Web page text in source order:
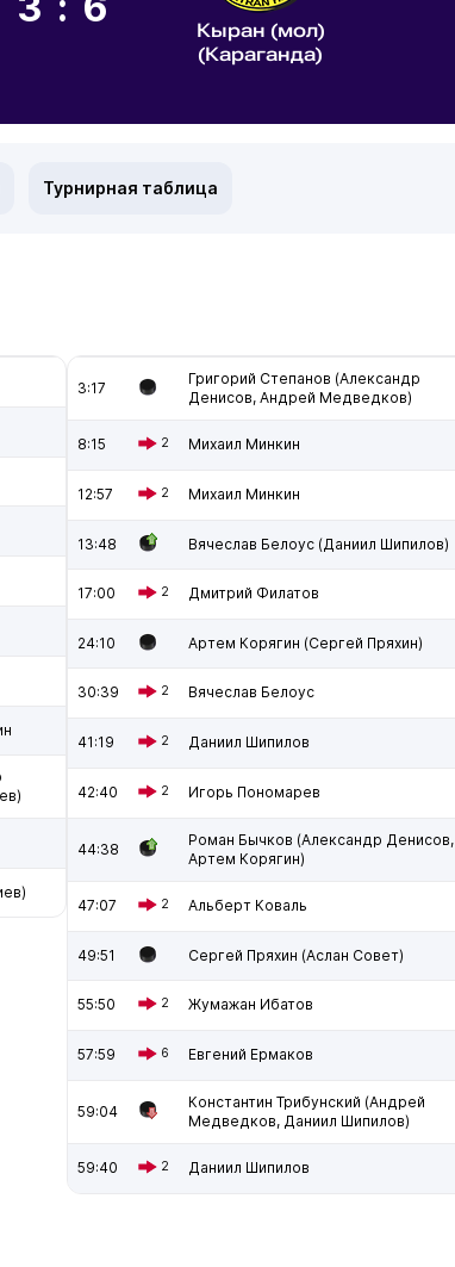
Кыран (мол)
(Караганда)
Турнирная таблица
3:17
Григорий Степанов (Александр
Денисов, Андрей Медведков)
8:15 2 Михаил Минкин
12:57 2 Михаил Минкин
13:48 Вячеслав Белоус (Даниил Шипилов)
17:00 2 Дмитрий Филатов
24:10 Артем Корягин (Сергей Пряхин)
30:39 2 Вячеслав Белоус
41:19 2 Даниил Шипилов
42:40 2 Игорь Пономарев
44:38
Роман Бычков (Александр Денисов,
Артем Корягин)
47:07 2 Альберт Коваль
49:51 Сергей Пряхин (Аслан Совет)
55:50 2 Жумажан Ибатов
57:59 6 Евгений Ермаков
59:04
Константин Трибунский (Андрей
Медведков, Даниил Шипилов)
59:40 2 Даниил Шипилов